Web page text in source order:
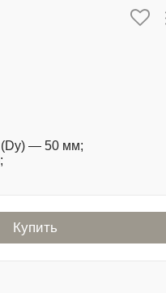
(Dy) — 50 мм;
Купить